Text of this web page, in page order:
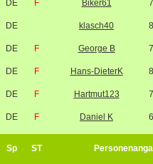
DE F Biker61
DE klasch40
DE F George B
DE F Hans-DieterK
DE F Hartmut123
DE F Daniel K
Sp ST